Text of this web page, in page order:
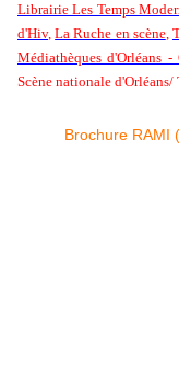
Librairie Les Temps
d'Hiv,La Ruche en scène,
Médiathèques d'Orléans
Scène nationale d'Orléans/
Brochure RAMI